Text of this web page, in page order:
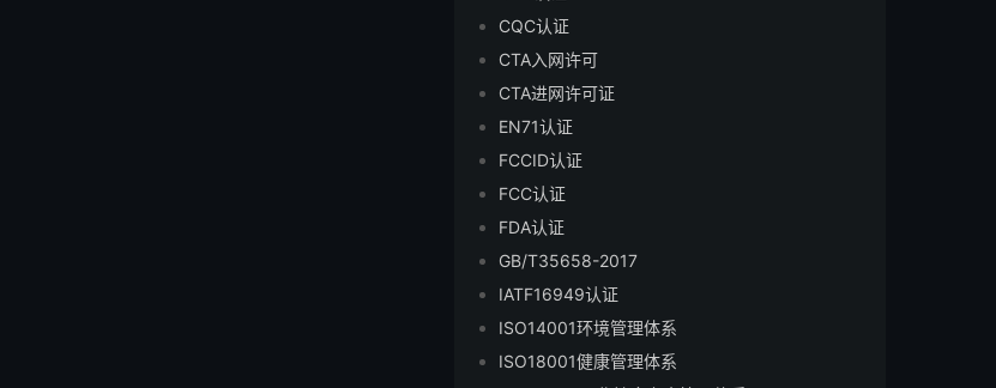
CQC认证
CTA入网许可
CTA进网许可证
EN71认证
FCCID认证
FCC认证
FDA认证
GB/T35658-2017
IATF16949认证
ISO14001环境管理体系
ISO18001健康管理体系